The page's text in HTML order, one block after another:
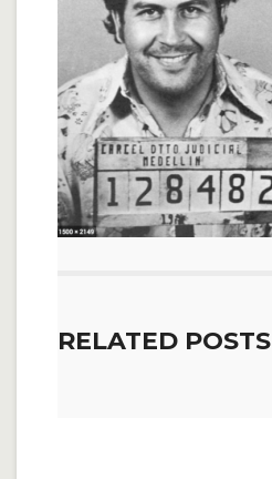
RELATED POSTS